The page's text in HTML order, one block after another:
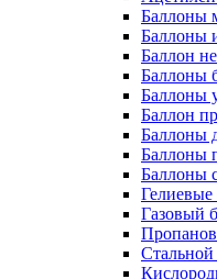
Баллоны
Баллоны
Баллон
Баллоны
Баллоны
Баллон
Баллоны
Баллоны
Баллоны
Газовый
Стальной